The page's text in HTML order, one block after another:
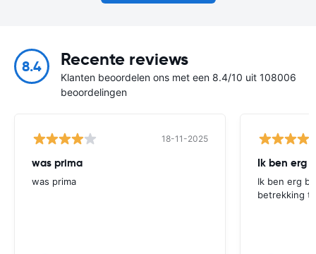
8.4 Recente reviews
Klanten beoordelen ons met een 8.4/10 uit 108006
beoordelingen
18-11-2025
was prima
was prima
Ik ben erg
Ik ben erg
betrekking